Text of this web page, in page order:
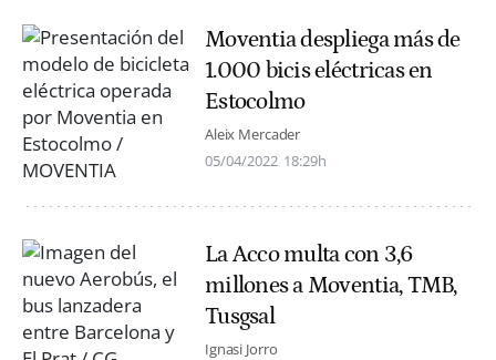
Moventia despliega más de
1.000 bicis eléctricas en
Estocolmo
Aleix Mercader
05/04/2022 18:29h
La Acco multa con 3,6
millones a Moventia, TMB,
Tusgsal
Ignasi Jorro